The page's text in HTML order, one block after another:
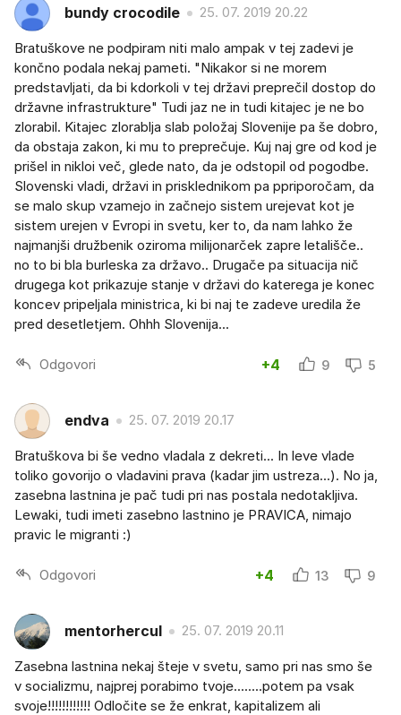
bundy crocodile 25. 07. 2019 20.22
Bratuškove ne podpiram niti malo ampak v tej zadevi je
končno podala nekaj pameti. "Nikakor si ne morem
predstavljati, da bi kdorkoli v tej državi preprečil dostop do
državne infrastrukture" Tudi jaz ne in tudi kitajec je ne bo
zlorabil. Kitajec zlorablja slab položaj Slovenije pa še dobro,
da obstaja zakon, ki mu to preprečuje. Kuj naj gre od kod je
prišel in nikloi več, glede nato, da je odstopil od pogodbe.
Slovenski vladi, državi in prisklednikom pa ppriporočam, da
se malo skup vzamejo in začnejo sistem urejevat kot je
sistem urejen v Evropi in svetu, ker to, da nam lahko že
najmanjši družbenik oziroma milijonarček zapre letališče..
no to bi bla burleska za državo.. Drugače pa situacija nič
drugega kot prikazuje stanje v državi do katerega je konec
koncev pripeljala ministrica, ki bi naj te zadeve uredila že
pred desetletjem. Ohhh Slovenija...
Odgovori +4 9 5
endva 25. 07. 2019 20.17
Bratuškova bi še vedno vladala z dekreti... In leve vlade
toliko govorijo o vladavini prava (kadar jim ustreza...). No ja,
zasebna lastnina je pač tudi pri nas postala nedotakljiva.
Lewaki, tudi imeti zasebno lastnino je PRAVICA, nimajo
pravic le migranti :)
Odgovori +4 13 9
mentorhercul 25. 07. 2019 20.11
Zasebna lastnina nekaj šteje v svetu, samo pri nas smo še
v socializmu, najprej porabimo tvoje........potem pa vsak
svoje!!!!!!!!!!!! Odločite se že enkrat, kapitalizem ali